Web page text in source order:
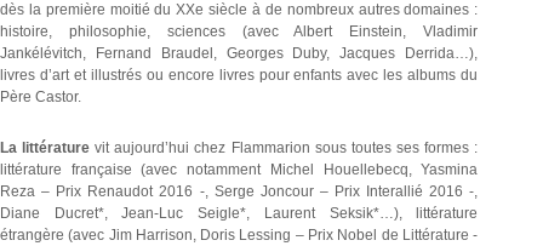
dès la première moitié du XXe siècle à de nombreux autres domaines :
histoire, philosophie, sciences (avec Albert Einstein, Vladimir
Jankélévitch, Fernand Braudel, Georges Duby, Jacques Derrida…),
livres d’art et illustrés ou encore livres pour enfants avec les albums du
Père Castor.
La littératurevit aujourd’hui chez Flammarion sous toutes ses formes :
littérature française (avec notamment Michel Houellebecq, Yasmina
Reza – Prix Renaudot 2016 -, Serge Joncour – Prix Interallié 2016 -,
Diane Ducret*, Jean-Luc Seigle*, Laurent Seksik*…), littérature
étrangère (avec Jim Harrison, Doris Lessing – Prix Nobel de Littérature -